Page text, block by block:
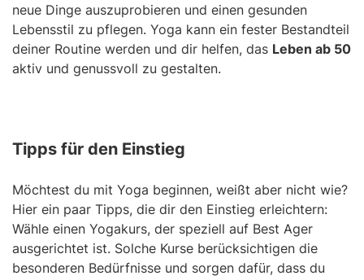
neue Dinge auszuprobieren und einen gesunden
Lebensstil zu pflegen. Yoga kann ein fester Bestandteil
deiner Routine werden und dir helfen, das Leben ab 50
aktiv und genussvoll zu gestalten.
Tipps für den Einstieg
Möchtest du mit Yoga beginnen, weißt aber nicht wie?
Hier ein paar Tipps, die dir den Einstieg erleichtern:
Wähle einen Yogakurs, der speziell auf Best Ager
ausgerichtet ist. Solche Kurse berücksichtigen die
besonderen Bedürfnisse und sorgen dafür, dass du